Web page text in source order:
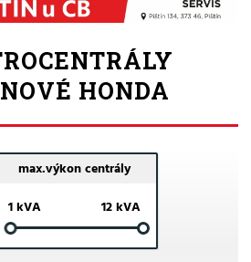
HONDA
max.výkon centrály
1 kVA
12 kVA